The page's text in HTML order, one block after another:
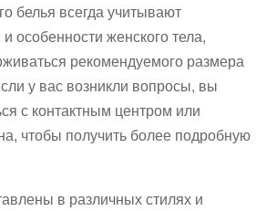
белья всегда учитывают
особенности женского тела,
рекомендуемого размера
у вас возникли вопросы, вы
с контактным центром или
чтобы получить более подробную
в различных стилях и